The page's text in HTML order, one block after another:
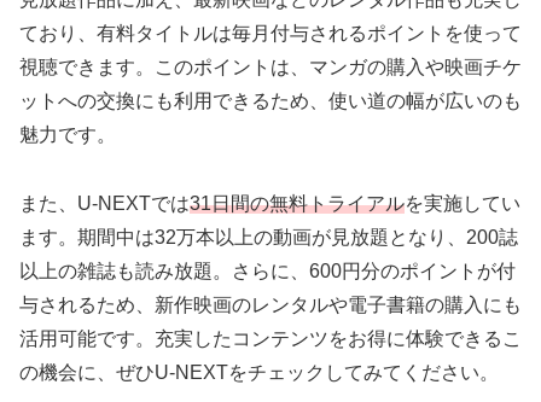
ており、有料タイトルは毎月付与されるポイントを使って
視聴できます。このポイントは、マンガの購入や映画チケ
ットへの交換にも利用できるため、使い道の幅が広いのも
魅力です。
また、U-NEXTでは31日間の無料トライアルを実施してい
ます。期間中は32万本以上の動画が見放題となり、200誌
以上の雑誌も読み放題。さらに、600円分のポイントが付
与されるため、新作映画のレンタルや電子書籍の購入にも
活用可能です。充実したコンテンツをお得に体験できるこ
の機会に、ぜひU-NEXTをチェックしてみてください。